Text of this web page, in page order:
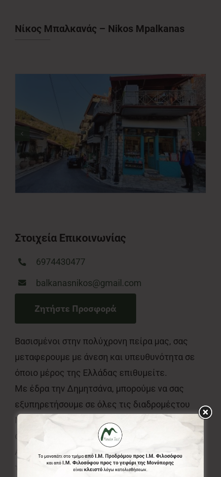
Νέα
Νίκος Μπαλκανάς – Nikos Mpalkanas
Στοιχεία Επικοινωνίας
6974430477
balkanasnikos@gmail.com
Ζητήστε Προσφορά
Βασισμένοι στην πολύχρονη πείρα μας, σας
μεταφερουμε με άνεση και υπευθυνότητα σε
όποιο μέρος της Ελλάδας επιθυμείτε.
Με έδρα την Δημητσάνα, μπορούμε να σας
εξυπηρετήσουμε σε όλες τις διαδρομέςτου
Menalon Trail μεταφέροντας εσάς και τις
αποσκευές σας και στα 8 τμήματα του.
Αναλαμβάνουμε επίσης την μεταφορά σας από
το αεροδρόμιο της Αθήνας, της Καλαμάτας ,το